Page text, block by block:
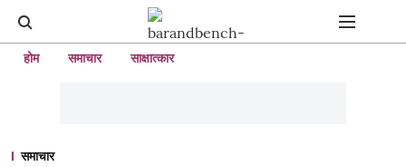
होम समाचार साक्षात्कार
समाचार